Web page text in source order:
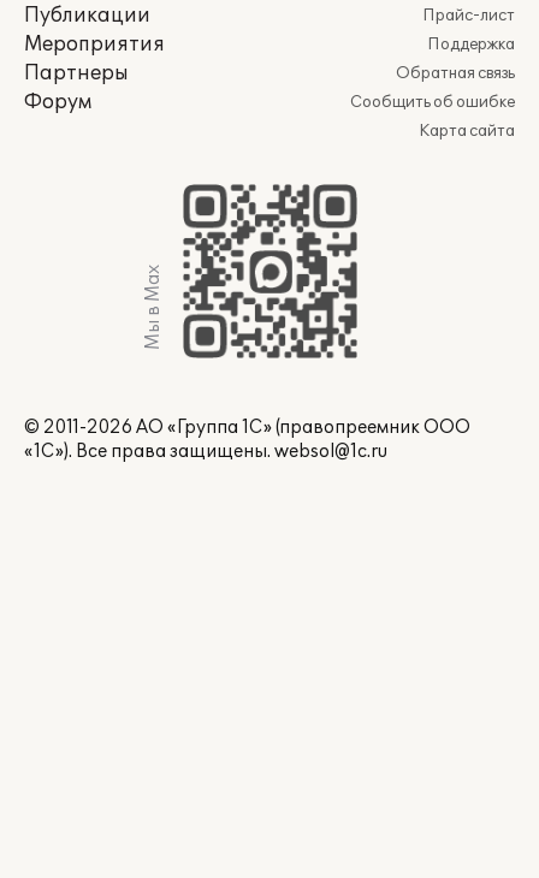
Публикации
Мероприятия
Партнеры
Форум
Прайс-лист
Поддержка
Обратная связь
Сообщить об ошибке
Карта сайта
Мы в Max
© 2011-2026 АО «Группа 1С» (правопреемник ООО
«1С»). Все права защищены. websol@1c.ru